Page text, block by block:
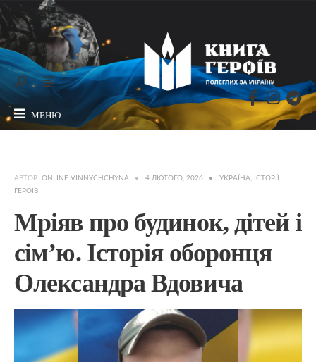
МЕНЮ
АВТОР: ONLINE VINNYCHCHYNA • 4 ЛЮТОГО, 2026 • УКРАЇНА, ІСТОРІЇ
ГЕРОЇВ
Мріяв про будинок, дітей і
сім’ю. Історія оборонця
Олександра Вдовича